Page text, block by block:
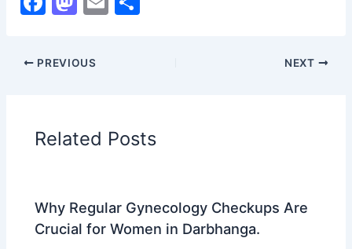
c
o
o
st
o
o
n
PREVIOUS NEXT
Related Posts
Why Regular Gynecology Checkups Are
Crucial for Women in Darbhanga.